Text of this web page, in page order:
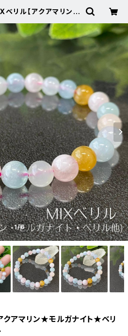
リル【アクアマリン★
～パワース
・天然石SHOP～
1/6
アマリン★モルガナイト★ベリ